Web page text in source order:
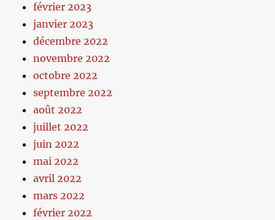
février 2023
janvier 2023
décembre 2022
novembre 2022
octobre 2022
septembre 2022
août 2022
juillet 2022
juin 2022
mai 2022
avril 2022
mars 2022
février 2022